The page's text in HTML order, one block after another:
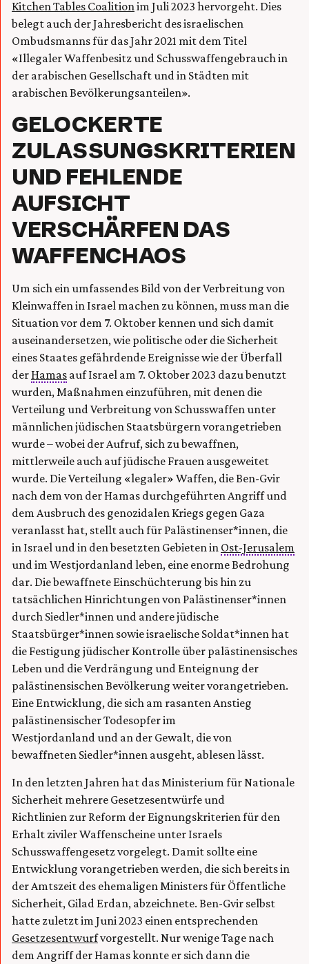
Kitchen Tables Coalition im Juli 2023 hervorgeht. Dies
belegt auch der Jahresbericht des israelischen
Ombudsmanns für das Jahr 2021 mit dem Titel
«Illegaler Waffenbesitz und Schusswaffengebrauch in
der arabischen Gesellschaft und in Städten mit
arabischen Bevölkerungsanteilen».
GELOCKERTE
ZULASSUNGSKRITERIEN
UND FEHLENDE
AUFSICHT
VERSCHÄRFEN DAS
WAFFENCHAOS
Um sich ein umfassendes Bild von der Verbreitung von
Kleinwaffen in Israel machen zu können, muss man die
Situation vor dem 7. Oktober kennen und sich damit
auseinandersetzen, wie politische oder die Sicherheit
eines Staates gefährdende Ereignisse wie der Überfall
der Hamas auf Israel am 7. Oktober 2023 dazu benutzt
wurden, Maßnahmen einzuführen, mit denen die
Verteilung und Verbreitung von Schusswaffen unter
männlichen jüdischen Staatsbürgern vorangetrieben
wurde – wobei der Aufruf, sich zu bewaffnen,
mittlerweile auch auf jüdische Frauen ausgeweitet
wurde. Die Verteilung «legaler» Waffen, die Ben-Gvir
nach dem von der Hamas durchgeführten Angriff und
dem Ausbruch des genozidalen Kriegs gegen Gaza
veranlasst hat, stellt auch für Palästinenser*innen, die
in Israel und in den besetzten Gebieten in Ost-Jerusalem
und im Westjordanland leben, eine enorme Bedrohung
dar. Die bewaffnete Einschüchterung bis hin zu
tatsächlichen Hinrichtungen von Palästinenser*innen
durch Siedler*innen und andere jüdische
Staatsbürger*innen sowie israelische Soldat*innen hat
die Festigung jüdischer Kontrolle über palästinensisches
Leben und die Verdrängung und Enteignung der
palästinensischen Bevölkerung weiter vorangetrieben.
Eine Entwicklung, die sich am rasanten Anstieg
palästinensischer Todesopfer im
Westjordanland und an der Gewalt, die von
bewaffneten Siedler*innen ausgeht, ablesen lässt.
In den letzten Jahren hat das Ministerium für Nationale
Sicherheit mehrere Gesetzesentwürfe und
Richtlinien zur Reform der Eignungskriterien für den
Erhalt ziviler Waffenscheine unter Israels
Schusswaffengesetz vorgelegt. Damit sollte eine
Entwicklung vorangetrieben werden, die sich bereits in
der Amtszeit des ehemaligen Ministers für Öffentliche
Sicherheit, Gilad Erdan, abzeichnete. Ben-Gvir selbst
hatte zuletzt im Juni 2023 einen entsprechenden
Gesetzesentwurfvorgestellt. Nur wenige Tage nach
dem Angriff der Hamas konnte er sich dann die